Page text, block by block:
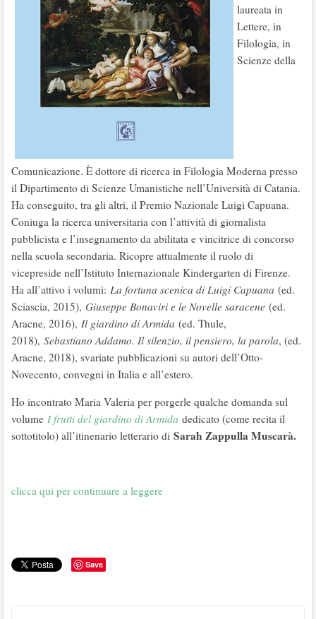
laureata in
Lettere, in
Filologia, in
Scienze della
Comunicazione. È dottore di ricerca in Filologia Moderna presso
il Dipartimento di Scienze Umanistiche nell’Università di Catania.
Ha conseguito, tra gli altri, il Premio Nazionale Luigi Capuana.
Coniuga la ricerca universitaria con l’attività di giornalista
pubblicista e l’insegnamento da abilitata e vincitrice di concorso
nella scuola secondaria. Ricopre attualmente il ruolo di
vicepreside nell’Istituto Internazionale Kindergarten di Firenze.
Ha all’attivo i volumi: La fortuna scenica di Luigi Capuana (ed.
Sciascia, 2015), Giuseppe Bonaviri e le Novelle saracene (ed.
Aracne, 2016), Il giardino di Armida (ed. Thule,
2018), Sebastiano Addamo. Il silenzio, il pensiero, la parola, (ed.
Aracne, 2018), svariate pubblicazioni su autori dell’Otto-
Novecento, convegni in Italia e all’estero.
Ho incontrato Maria Valeria per porgerle qualche domanda sul
volume I frutti del giardino di Armida dedicato (come recita il
sottotitolo) all’itinenario letterario di Sarah Zappulla Muscarà.
clicca qui per continuare a leggere
Save